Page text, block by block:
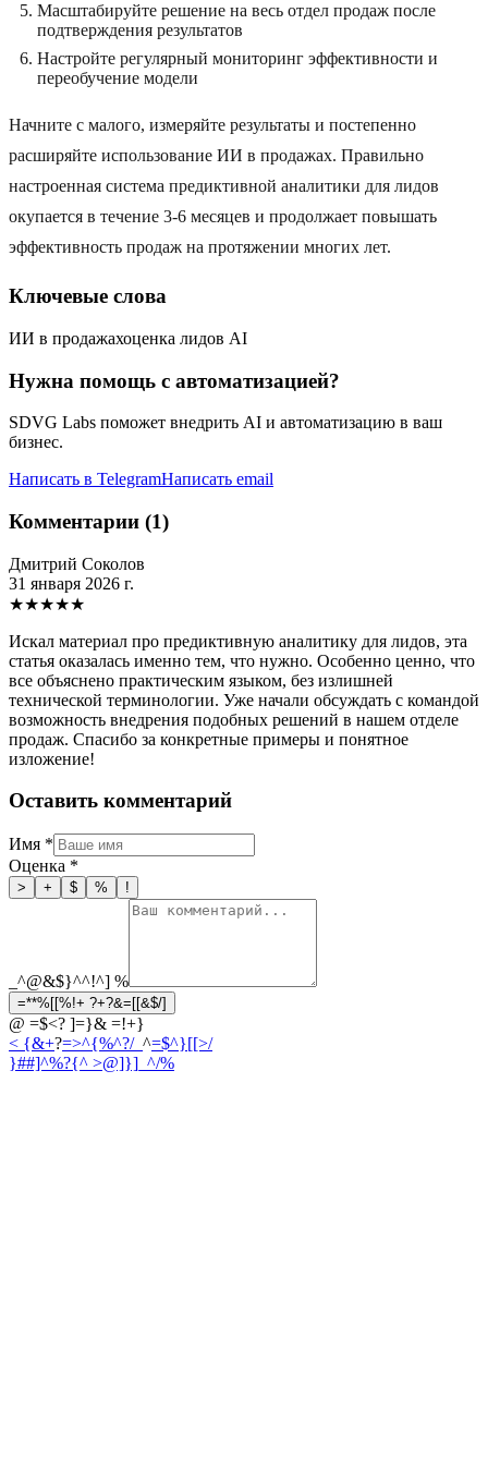
Масштабируйте решение на весь отдел продаж после
подтверждения результатов
Настройте регулярный мониторинг эффективности и
переобучение модели
Начните с малого, измеряйте результаты и постепенно
расширяйте использование ИИ в продажах. Правильно
настроенная система предиктивной аналитики для лидов
окупается в течение 3-6 месяцев и продолжает повышать
эффективность продаж на протяжении многих лет.
Ключевые слова
ИИ в продажахоценка лидов AI
Нужна помощь с автоматизацией?
SDVG Labs поможет внедрить AI и автоматизацию в ваш
бизнес.
Написать в TelegramНаписать email
Комментарии (1)
Дмитрий Соколов
31 января 2026 г.
★★★★★
Искал материал про предиктивную аналитику для лидов, эта
статья оказалась именно тем, что нужно. Особенно ценно, что
все объяснено практическим языком, без излишней
технической терминологии. Уже начали обсуждать с командой
возможность внедрения подобных решений в нашем отделе
продаж. Спасибо за конкретные примеры и понятное
изложение!
Оставить комментарий
Имя *
Оценка *
> + $ % !
_^@&$}^^!^] %
=**%[[%!+ ?+?&=[[&$/]
@ =$<? ]=}& =!+}
< {&+?=>^{%^?/_ ^=$^}[[>/
}##]^%?{^ >@]}]_^/%